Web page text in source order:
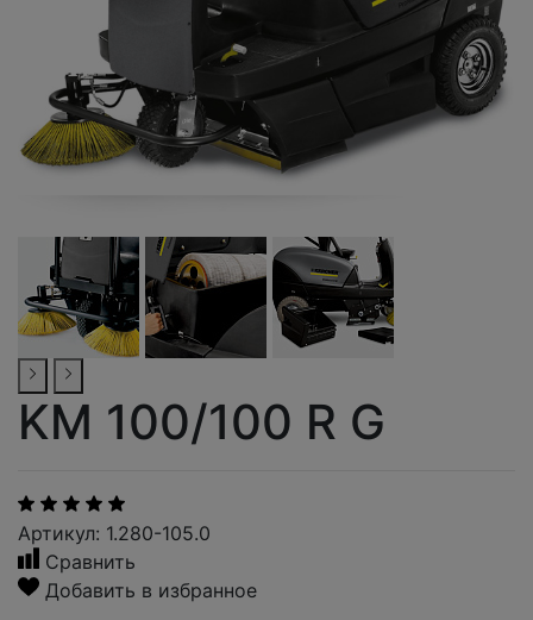
KM 100/100 R G
Артикул: 1.280-105.0
Сравнить
Добавить в избранное